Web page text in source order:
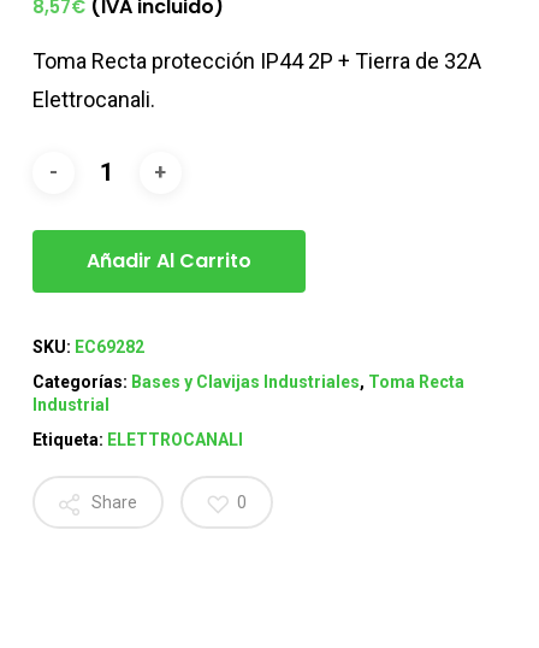
8,57€ (IVA incluido)
Toma Recta protección IP44 2P + Tierra de 32A
Elettrocanali.
Añadir Al Carrito
SKU: EC69282
Categorías: Bases y Clavijas Industriales, Toma Recta
Industrial
Etiqueta: ELETTROCANALI
Share 0